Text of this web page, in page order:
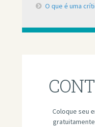
O que é uma
Coloque seu